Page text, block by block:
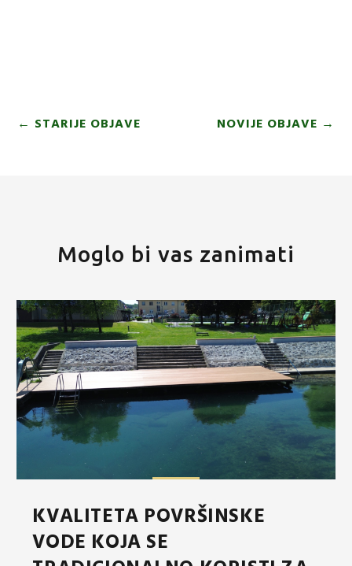
← STARIJE OBJAVE NOVIJE OBJAVE →
Moglo bi vas zanimati
KVALITETA POVRŠINSKE
VODE KOJA SE